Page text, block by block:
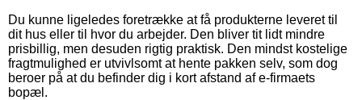
Du kunne ligeledes foretrække at få produkterne leveret til
dit hus eller til hvor du arbejder. Den bliver tit lidt mindre
prisbillig, men desuden rigtig praktisk. Den mindst kostelige
fragtmulighed er utvivlsomt at hente pakken selv, som dog
beroer på at du befinder dig i kort afstand af e-firmaets
bopæl.